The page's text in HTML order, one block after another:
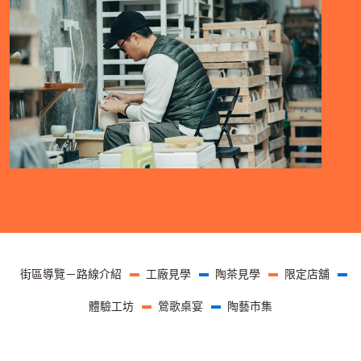
頁尾選單
街區導覽－路線介紹 工廠見學 陶茶見學 限定店舖
體驗工坊 鶯歌桌宴 陶藝市集